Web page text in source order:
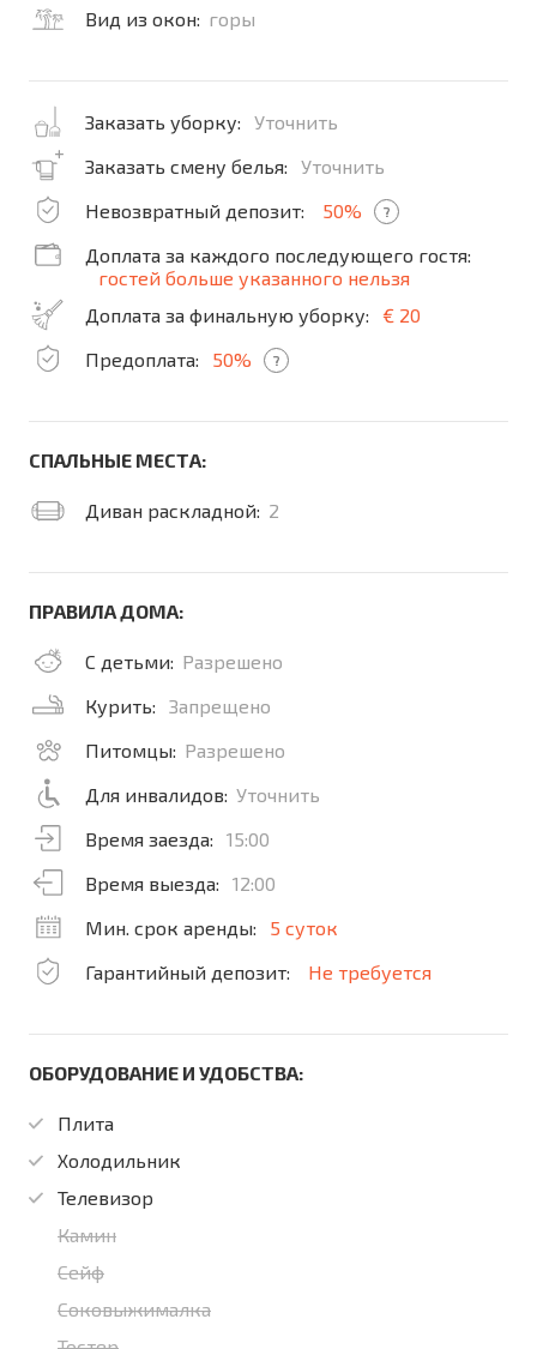
Вид из окон: горы
Заказать уборку:
Уточнить
Заказать смену белья:
Уточнить
Невозвратный депозит:
50% ?
Доплата за каждого последующего гостя:
гостей больше указанного нельзя
Доплата за финальную уборку:
€ 20
Предоплата:
50% ?
СПАЛЬНЫЕ МЕСТА:
Диван раскладной: 2
ПРАВИЛА ДОМА:
С детьми: Разрешено
Курить:
Запрещено
Питомцы: Разрешено
Для инвалидов: Уточнить
Время заезда:
15:00
Время выезда:
12:00
Мин. срок аренды:
5 суток
Гарантийный депозит:
Не требуется
ОБОРУДОВАНИЕ И УДОБСТВА:
Плита
Холодильник
Телевизор
Камин
Сейф
Соковыжималка